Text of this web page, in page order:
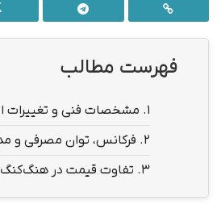
فهرست مطالب
1. مشخصات فنی و تغییرات
2. فرکانس، توان مصرفی و
3. تفاوت قیمت در هنگ‌کنگ